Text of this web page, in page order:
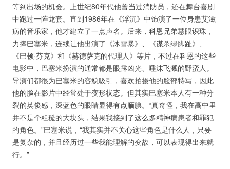
等到出场的机会。上世纪80年代他曾当过消防员，还在舞台喜剧
中跑过一阵龙套。直到1986年在《浮沉》中饰演了一位身患艾滋
病的音乐家，他才建立了一点声名。后来，科恩兄弟慧眼识珠，
力捧巴塞米，连续让他出演了《冰雪暴》、《谋杀绿脚趾》、
《巴顿·芬克》和《赫德萨克的代理人》等片，不过在科恩的这些
电影中，巴塞米扮演的通常都是眼露凶光、唾沫飞溅的野蛮人。
导演们都很为巴塞米的容貌吸引，喜欢拍摄他的脸部特写，因此
他的脸在影片中经常处于变形状态。但其实巴塞米本人有一种分
裂的英俊感，深蓝色的眼睛显得有点腼腆。“真奇怪，我在高中里
并不是个粗糙的大块头，结果我接到了这么多精神病患者和罪犯
的角色。”巴塞米说，“我其实并不关心这些角色是什么人，只要
是复杂的，并且经历过一些我能理解的变故，可以表现得出来就
行。”